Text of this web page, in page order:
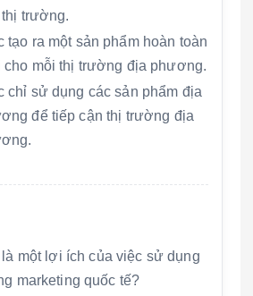
trường.
tạo ra một sản phẩm hoàn toàn
cho mỗi thị trường địa phương.
chỉ sử dụng các sản phẩm địa
để tiếp cận thị trường địa
một lợi ích của việc sử dụng
marketing quốc tế?